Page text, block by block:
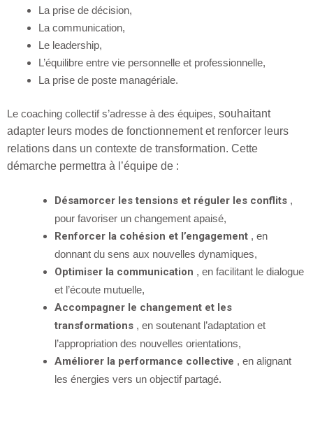
La prise de décision,
La communication,
Le leadership,
L’équilibre entre vie personnelle et professionnelle,
La prise de poste managériale.
Le coaching collectif s’adresse à des équipes, souhaitant
adapter leurs modes de fonctionnement et renforcer leurs
relations dans un contexte de transformation. Cette
démarche permettra à l’équipe de :
Désamorcer les tensions et réguler les conflits,
pour favoriser un changement apaisé,
Renforcer la cohésion et l’engagement, en
donnant du sens aux nouvelles dynamiques,
Optimiser la communication , en facilitant le dialogue
et l’écoute mutuelle,
Accompagner le changement et les
transformations, en soutenant l’adaptation et
l’appropriation des nouvelles orientations,
Améliorer la performance collective , en alignant
les énergies vers un objectif partagé.